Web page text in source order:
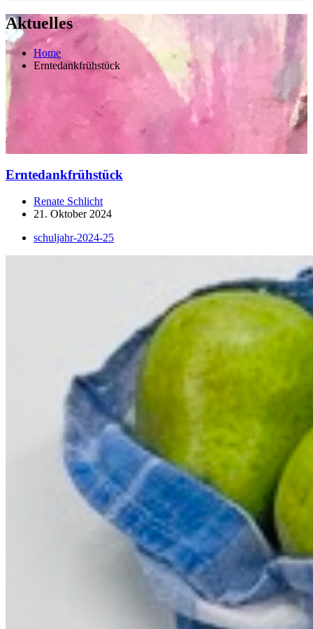
Aktuelles
Home
Erntedankfrühstück
Erntedankfrühstück
Renate Schlicht
21. Oktober 2024
schuljahr-2024-25